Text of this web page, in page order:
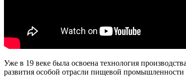
Уже в 19 веке была освоена технология
развития особой отрасли пищевой